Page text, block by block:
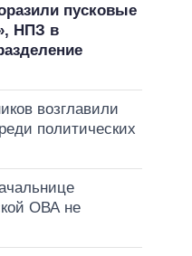
пусковые
НПЗ в
возглавили
политических
ОВА не